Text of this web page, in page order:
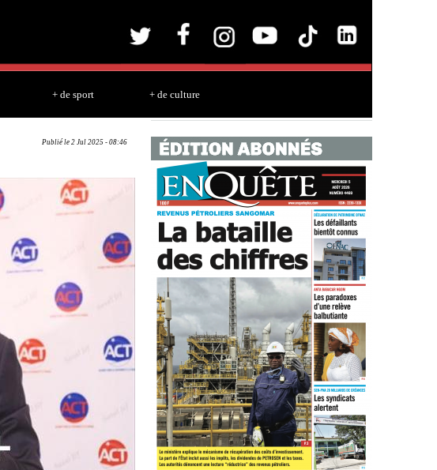
+ de sport + de culture
Publié le 2 Jul 2025 - 08:46